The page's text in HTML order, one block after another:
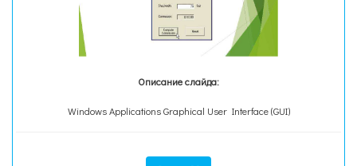
Описание слайда:
Windows Applications Graphical User Interface (GUI)